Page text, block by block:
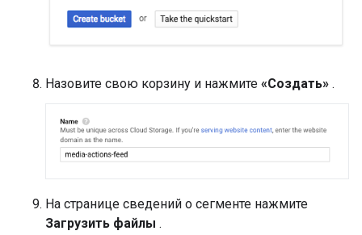
Назовите свою корзину и нажмите «Создать» .
На странице сведений о сегменте нажмите
Загрузить файлы .